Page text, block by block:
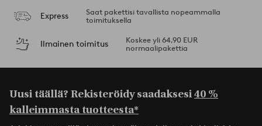
Express
Saat pakettisi tavallista nopeammalla
toimituksella
Ilmainen toimitus
Koskee yli 64,90 EUR
normaalipakettia
Uusi täällä? Rekisteröidy saadaksesi40 %
kalleimmasta tuotteesta*